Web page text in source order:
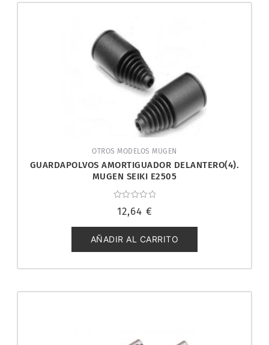
OTROS MODELOS MUGEN
GUARDAPOLVOS AMORTIGUADOR DELANTERO(4).
MUGEN SEIKI E2505
con
de
5
12,64 €
AÑADIR AL CARRITO